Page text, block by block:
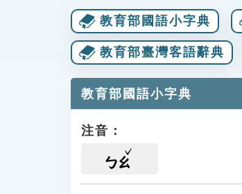
教育部國語小字典
教育部臺灣客語辭典
教育部國語小字典
注音：
ㄅㄠ